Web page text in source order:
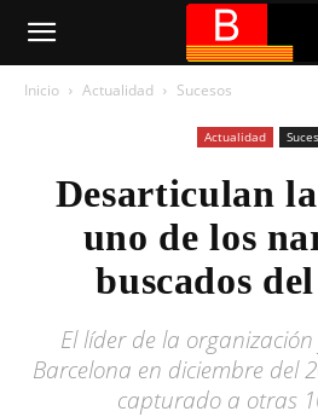
Inicio Actualidad Sucesos
Actualidad
Desarticulan
uno de los
buscados
El líder de la
Barcelona en diciembre del
capturado a otras